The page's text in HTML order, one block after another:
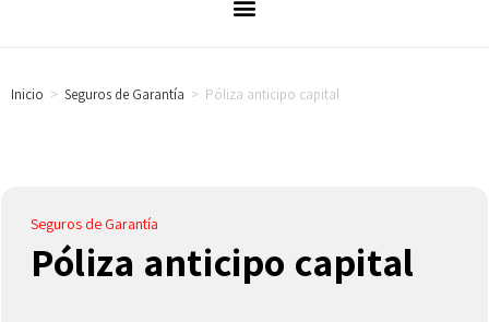
Inicio > Seguros de Garantía > Póliza anticipo capital
Seguros de Garantía
Póliza anticipo capital